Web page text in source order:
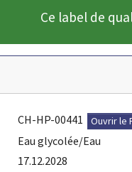
Ce label de
CH-HP-00441 Ouvrir le
Eau glycolée/Eau
17.12.2028